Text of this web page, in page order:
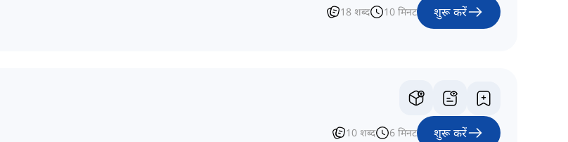
18 शब्द 10 मिनट शुरू करें
10 शब्द 6 मिनट शुरू करें